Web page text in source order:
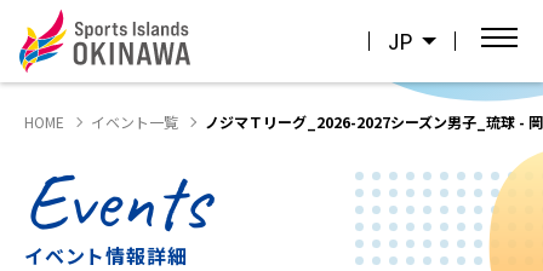
JP
HOME イベント一覧 ノジマＴリーグ_2026-2027シーズン男子_琉球 -
Events
イベント情報詳細